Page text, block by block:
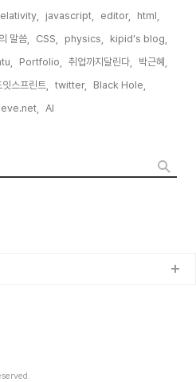
javascript, editor,
html,
말씀, CSS, physics,
kipid's blog,
Portfolio, 취업까지달린다,
박근혜,
스프린트, twitter,
Black Hole,
AI,